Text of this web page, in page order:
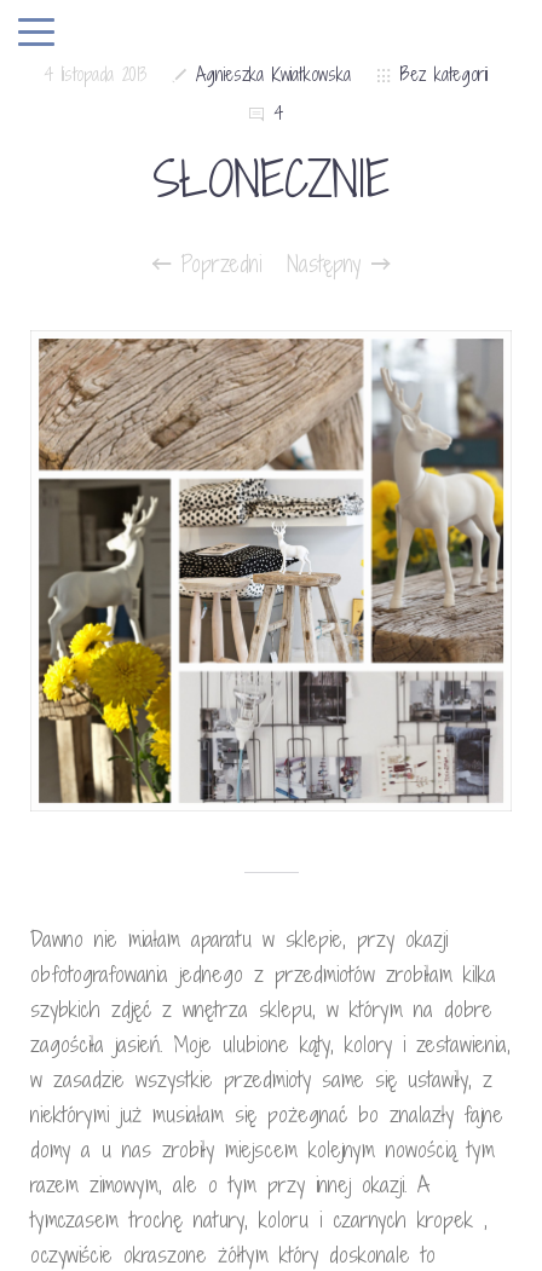
4 listopada 2013 Agnieszka Kwiatkowska
Bez kategorii
4
SŁONECZNIE
Poprzedni Następny
Dawno nie miałam aparatu w sklepie, przy okazji
obfotografowania jednego z przedmiotów zrobiłam kilka
szybkich zdjęć z wnętrza sklepu, w którym na dobre
zagościła jasień. Moje ulubione kąty, kolory i zestawienia,
w zasadzie wszystkie przedmioty same się ustawiły, z
niektórymi już musiałam się pożegnać bo znalazły fajne
domy a u nas zrobiły miejscem kolejnym nowością tym
razem zimowym, ale o tym przy innej okazji. A
tymczasem trochę natury, koloru i czarnych kropek ,
oczywiście okraszone żółtym który doskonale to